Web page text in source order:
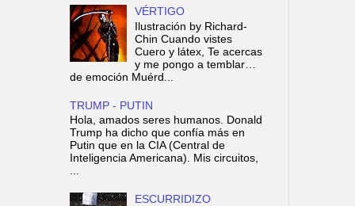
VÉRTIGO
Ilustración by Richard-
Chin Cuando vistes
Cuero y látex, Te acercas
y me pongo a temblar…
de emoción Muérd...
TRUMP - PUTIN
Hola, amados seres humanos. Donald
Trump ha dicho que confía más en
Putin que en la CIA (Central de
Inteligencia Americana). Mis circuitos,
...
ESCURRIDIZO